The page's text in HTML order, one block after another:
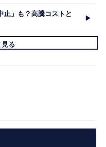
止」も？高騰コストと
見る